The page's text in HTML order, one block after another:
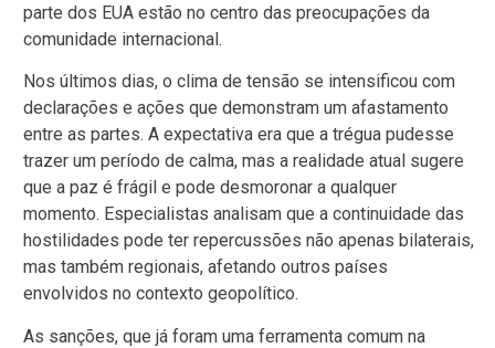
parte dos EUA estão no centro das preocupações da
comunidade internacional.
Nos últimos dias, o clima de tensão se intensificou com
declarações e ações que demonstram um afastamento
entre as partes. A expectativa era que a trégua pudesse
trazer um período de calma, mas a realidade atual sugere
que a paz é frágil e pode desmoronar a qualquer
momento. Especialistas analisam que a continuidade das
hostilidades pode ter repercussões não apenas bilaterais,
mas também regionais, afetando outros países
envolvidos no contexto geopolítico.
As sanções, que já foram uma ferramenta comum na